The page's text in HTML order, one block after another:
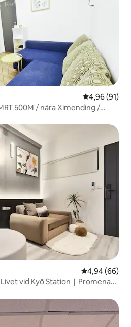
4,96 av 5 i
4,96 (91)
500M / nära Ximending /
4,94 av 5 i
4,94 (66)
vid Kyō Station｜Promenad
snabbtransport